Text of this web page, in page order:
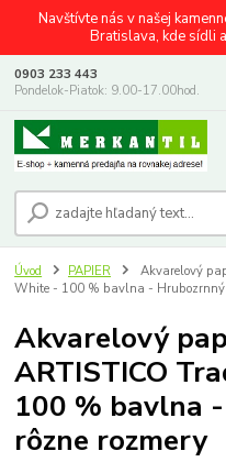
Navštívte nás v našej
Bratislava, kde sídli
0903 233 443
Pondelok-Piatok: 9.00-17.00hod.
Úvod PAPIER
Akvarelový
White - 100 % bavlna - Hrubozrnný
Akvarelový
ARTISTICO
100 % bavlna
rôzne rozmery